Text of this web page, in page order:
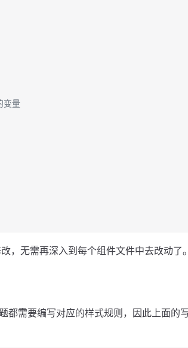
变量
，无需再深入到每个组件文件中去改动了。
都需要编写对应的样式规则，因此上面的